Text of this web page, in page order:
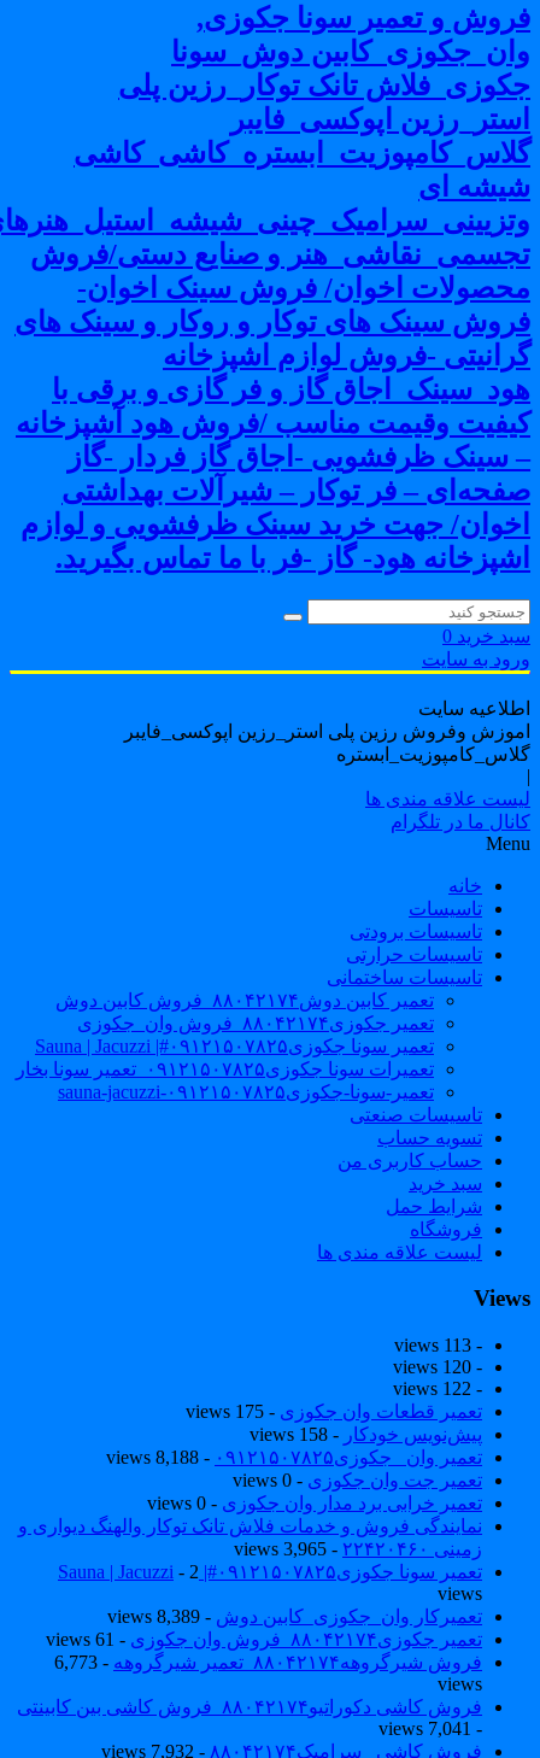
و تعمیر سونا جکوزی,
دوش_سونا
تانک توکار_رزین پلی
اپوکسی_فایبر
ای
و صنایع دستی/فروش
اخوان/ فروش سینک اخوان-
سینک های توکار و روکار و سینک های
-فروش لوازم اشپزخانه
گاز و فر گازی و برقی با
وقیمت مناسب /فروش هود آشپزخانه
سینک ظرفشویی -اجاق گاز فردار -گاز
– فر توکار – شیرآلات بهداشتی
جهت خرید سینک ظرفشویی و لوازم
هود- گاز -فر با ما تماس بگیرید.
خرید 0
به سایت
سایت
وفروش رزین پلی استر_رزین اپوکسی_فایبر
علاقه مندی ها
ما در تلگرام
خانه
تاسیسات
تاسیسات برودتی
تاسیسات حرارتی
تاسیسات ساختمانی
تعمیر کابین دوش۸۸۰۴۲۱۷۴_فروش کابین دوش
تعمیر جکوزی۸۸۰۴۲۱۷۴_فروش وان_جکوزی
تعمیر سونا جکوزی۰۹۱۲۱۵۰۷۸۲۵#| Sauna | Jacuzzi
تعمیرات سونا جکوزی۰۹۱۲۱۵۰۷۸۲۵_تعمیر سونا بخار
تعمیر-سونا-جکوزی۰۹۱۲۱۵۰۷۸۲۵-sauna-jacuzzi
تاسیسات صنعتی
تسویه حساب
حساب کاربری من
سبد خرید
شرایط حمل
فروشگاه
لیست علاقه مندی ها
- 113 views
- 120 views
- 122 views
تعمیر قطعات وان جکوزی - 175 views
پیش‌نویس خودکار- 158 views
تعمیر وان _جکوزی۰۹۱۲۱۵۰۷۸۲۵
- 8,188 views
تعمیر جت وان جکوزی - 0 views
تعمیر خرابی برد مدار وان جکوزی - 0 views
نمایندگی فروش و خدمات فلاش تانک توکار والهنگ دیواری و
زمینی ۲۲۴۲۰۴۶۰
- 3,965 views
تعمیر سونا جکوزی۰۹۱۲۱۵۰۷۸۲۵#| Sauna | Jacuzzi
- 2
views
تعمیرکار وان_جکوزی_کابین دوش- 8,389 views
تعمیر جکوزی۸۸۰۴۲۱۷۴_فروش وان جکوزی
- 61 views
فروش شیرگروهه۸۸۰۴۲۱۷۴_تعمیر شیرگروهه
- 6,773
views
فروش کاشی دکوراتیو۸۸۰۴۲۱۷۴_فروش کاشی بین کابینتی
فروش کاشی _سرامیک۸۸۰۴۲۱۷۴
- 7,932 views